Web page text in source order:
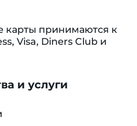
принимаются к
Visa, Diners Club и
и услуги